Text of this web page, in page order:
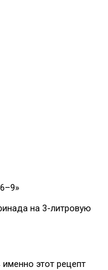
на 3-литровую
этот рецепт